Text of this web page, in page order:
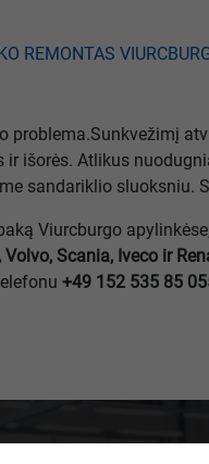
išorės. Atlikus
sandariklio
Viurcburgo
Volvo, Scania, Iveco ir
+49 152 535 85